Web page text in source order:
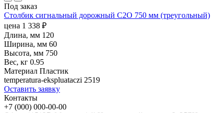
Под заказ
Столбик сигнальный дорожный С2О 750 мм (треугольный)
цена 1 338 ₽
Длина, мм 120
Ширина, мм 60
Высота, мм 750
Вес, кг 0.95
Материал Пластик
temperatura-ekspluataczi 2519
Оставить заявку
Контакты
+7 (000) 000-00-00